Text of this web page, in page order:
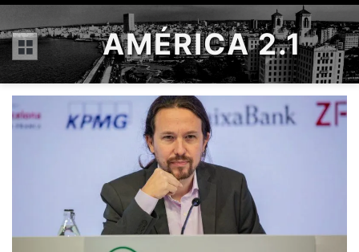
Menú AMÉRICA 2.1